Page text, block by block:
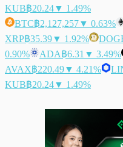
KUB฿20.24▼ 1.49%
BTC฿2,127,257▼ 0.63%
XRP฿35.39▼ 1.92%
0.90%
ADA฿6.31 ▼ 3.49%
AVAX฿220.49▼ 4.21%
KUB฿20.24▼ 1.49%